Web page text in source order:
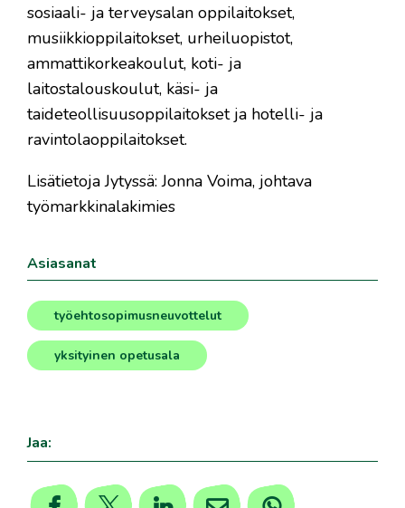
sosiaali- ja terveysalan oppilaitokset,
musiikkioppilaitokset, urheiluopistot,
ammattikorkeakoulut, koti- ja
laitostalouskoulut, käsi- ja
taideteollisuusoppilaitokset ja hotelli- ja
ravintolaoppilaitokset.
Lisätietoja Jytyssä: Jonna Voima, johtava
työmarkkinalakimies
Asiasanat
työehtosopimusneuvottelut
, yksityinen opetusala
Jaa: